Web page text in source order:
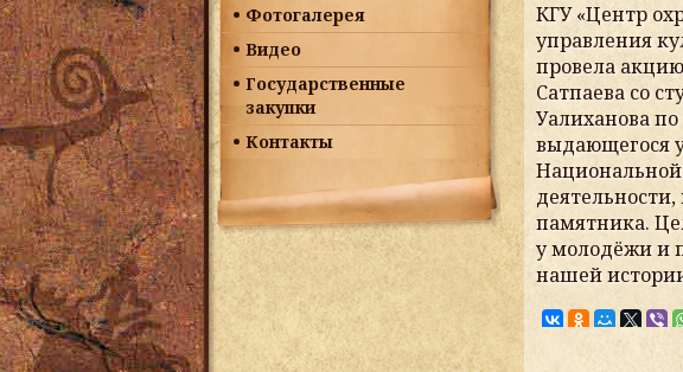
Фотогалерея
Видео
Государственные
закупки
Контакты
КГУ «Центр
управления
провела
Сатпаева со
Уалиханова
выдающегося
памятника.
у молодёжи и
нашей